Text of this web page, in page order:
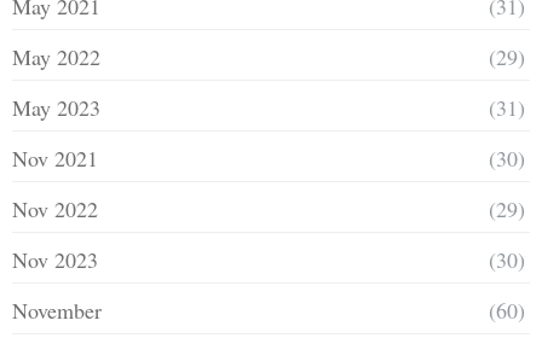
May 2022
(29)
May 2023
(31)
Nov 2021
(30)
Nov 2022
(29)
Nov 2023
(30)
November
(60)